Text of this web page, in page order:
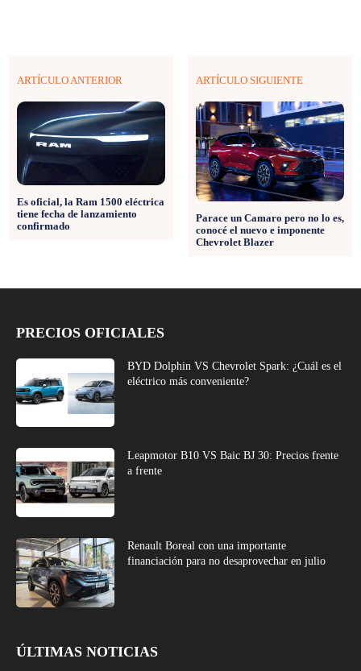
ARTÍCULO ANTERIOR
Es oficial, la Ram 1500 eléctrica
tiene fecha de lanzamiento
confirmado
ARTÍCULO SIGUIENTE
Parace un Camaro pero no lo es,
conocé el nuevo e imponente
Chevrolet Blazer
PRECIOS OFICIALES
BYD Dolphin VS Chevrolet Spark: ¿Cuál es el
eléctrico más conveniente?
Leapmotor B10 VS Baic BJ 30: Precios frente
a frente
Renault Boreal con una importante
financiación para no desaprovechar en julio
ÚLTIMAS NOTICIAS